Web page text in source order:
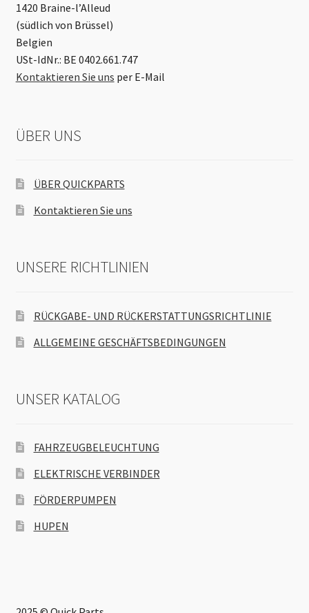
1420 Braine-l’Alleud
(südlich von Brüssel)
Belgien
USt-IdNr.: BE 0402.661.747
Kontaktieren Sie uns per E-Mail
ÜBER UNS
ÜBER QUICKPARTS
Kontaktieren Sie uns
UNSERE RICHTLINIEN
RÜCKGABE- UND RÜCKERSTATTUNGSRICHTLINIE
ALLGEMEINE GESCHÄFTSBEDINGUNGEN
UNSER KATALOG
FAHRZEUGBELEUCHTUNG
ELEKTRISCHE VERBINDER
FÖRDERPUMPEN
HUPEN